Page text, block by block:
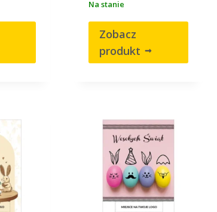
Na stanie
Zobacz
produkt